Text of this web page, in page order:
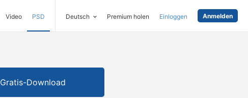
Video PSD Deutsch Premium holen Einloggen Anmelden
Gratis-Download